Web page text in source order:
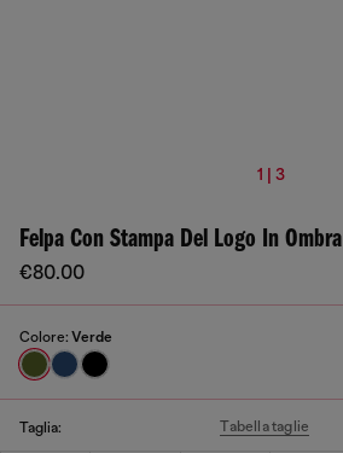
1 | 3
Felpa Con Stampa Del Logo In Ombra
€80.00
Colore: Verde
Taglia: Tabella taglie